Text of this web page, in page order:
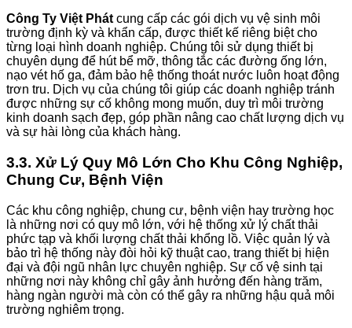
Công Ty Việt Phát cung cấp các gói dịch vụ vệ sinh môi
trường định kỳ và khẩn cấp, được thiết kế riêng biệt cho
từng loại hình doanh nghiệp. Chúng tôi sử dụng thiết bị
chuyên dụng để hút bể mỡ, thông tắc các đường ống lớn,
nạo vét hố ga, đảm bảo hệ thống thoát nước luôn hoạt động
trơn tru. Dịch vụ của chúng tôi giúp các doanh nghiệp tránh
được những sự cố không mong muốn, duy trì môi trường
kinh doanh sạch đẹp, góp phần nâng cao chất lượng dịch vụ
và sự hài lòng của khách hàng.
3.3. Xử Lý Quy Mô Lớn Cho Khu Công Nghiệp,
Chung Cư, Bệnh Viện
Các khu công nghiệp, chung cư, bệnh viện hay trường học
là những nơi có quy mô lớn, với hệ thống xử lý chất thải
phức tạp và khối lượng chất thải khổng lồ. Việc quản lý và
bảo trì hệ thống này đòi hỏi kỹ thuật cao, trang thiết bị hiện
đại và đội ngũ nhân lực chuyên nghiệp. Sự cố vệ sinh tại
những nơi này không chỉ gây ảnh hưởng đến hàng trăm,
hàng ngàn người mà còn có thể gây ra những hậu quả môi
trường nghiêm trọng.